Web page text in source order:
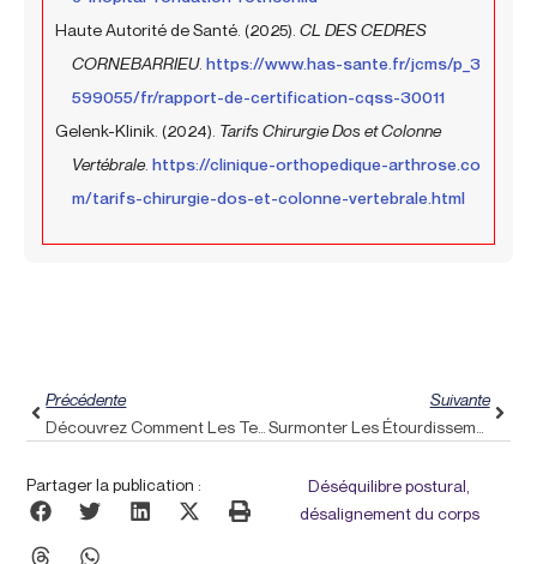
Haute Autorité de Santé. (2025). CL DES CEDRES
CORNEBARRIEU. https://www.has-sante.fr/jcms/p_3
599055/fr/rapport-de-certification-cqss-30011
Gelenk-Klinik. (2024). Tarifs Chirurgie Dos et Colonne
Vertébrale. https://clinique-orthopedique-arthrose.co
m/tarifs-chirurgie-dos-et-colonne-vertebrale.html
Précédente
Découvrez Comment Les Techniques De Pulse Align Peuvent Aider À Soulager Les Étourdissements Et L’anxiété
Suivante
Surmonter Les Étourdissements Post-Commotionnels : Découvrez Les Techniques De Recalibrage Doux De Pulse Align
Partager la publication :
Déséquilibre postural,
désalignement du corps